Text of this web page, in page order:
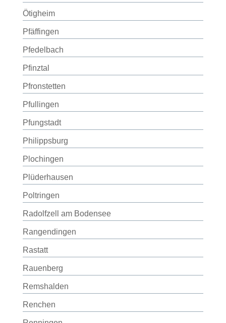
Ötigheim
Pfäffingen
Pfedelbach
Pfinztal
Pfronstetten
Pfullingen
Pfungstadt
Philippsburg
Plochingen
Plüderhausen
Poltringen
Radolfzell am Bodensee
Rangendingen
Rastatt
Rauenberg
Remshalden
Renchen